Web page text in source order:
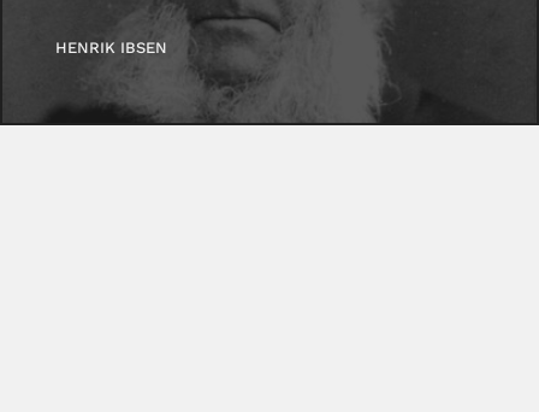
HENRIK IBSEN